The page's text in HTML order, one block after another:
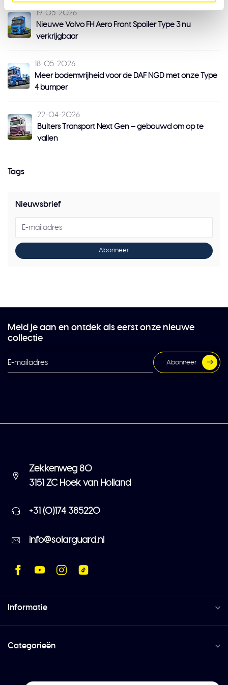
19-05-2026
Nieuwe Volvo FH Aero Front Spoiler Type 3 nu
verkrijgbaar
18-05-2026
Meer bodemvrijheid voor de DAF NGD met onze Type
4 bumper
22-04-2026
Bulters Transport Next Gen – gebouwd om op te
vallen
Tags
Nieuwsbrief
Abonneer
Meld je aan en ontdek als eerst onze nieuwe
collectie
Abonneer
Zekkenweg 80
3151 ZC Hoek van Holland
+31 (0)174 385220
info@solarguard.nl
Informatie
Categorieën